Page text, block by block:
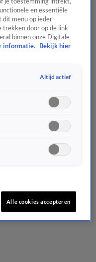
en essentiële
dit menu op ieder
trekken door op de link
binnen onze Digitale
informatie.
Bekijk hier
Altijd actief
Alle cookies accepteren